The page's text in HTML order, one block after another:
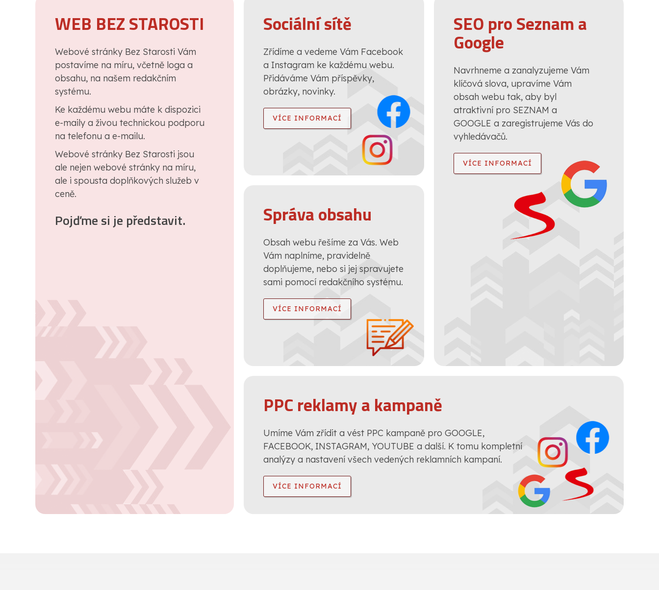
WEB BEZ STAROSTI
Webové stránky Bez Starosti Vám
postavíme na míru, včetně loga a
obsahu, na našem redakčním
systému.
Ke každému webu máte k dispozici
e-maily a živou technickou podporu
na telefonu a e-mailu.
Webové stránky Bez Starosti jsou
ale nejen webové stránky na míru,
ale i spousta doplňkových služeb v
ceně.
Pojďme si je představit.
Sociální sítě
Zřídíme a vedeme Vám Facebook
a Instagram ke každému webu.
Přidáváme Vám příspěvky,
obrázky, novinky.
VÍCE INFORMACÍ
Správa obsahu
Obsah webu řešíme za Vás. Web
Vám naplníme, pravidelně
doplňujeme, nebo si jej spravujete
sami pomocí redakčního systému.
VÍCE INFORMACÍ
PPC reklamy a kampaně
Umíme Vám zřídit a vést PPC kampaně pro GOOGLE,
FACEBOOK, INSTAGRAM, YOUTUBE a další. K tomu kompletní
analýzy a nastavení všech vedených reklamních kampaní.
VÍCE INFORMACÍ
SEO pro Seznam a
Google
Navrhneme a zanalyzujeme Vám
klíčová slova, upravíme Vám
obsah webu tak, aby byl
atraktivní pro SEZNAM a
GOOGLE a zaregistrujeme Vás do
vyhledávačů.
VÍCE INFORMACÍ